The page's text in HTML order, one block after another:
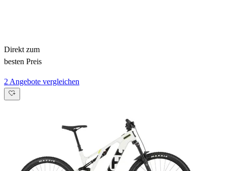
Direkt zum
besten Preis
2 Angebote vergleichen